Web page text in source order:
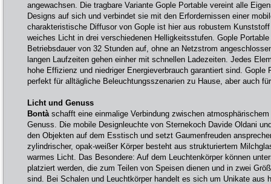
angewachsen. Die tragbare Variante Gople Portable vereint alle
Designs auf sich und verbindet sie mit den Erfordernissen einer
charakteristische Diffusor von Gople ist hier aus robustem
weiches Licht in drei verschiedenen Helligkeitsstufen. Gople
Betriebsdauer von 32 Stunden auf, ohne an Netzstrom
langen Laufzeiten gehen einher mit schnellen Ladezeiten. Jedes
hohe Effizienz und niedriger Energieverbrauch garantiert sind. Gople
perfekt für alltägliche Beleuchtungsszenarien zu Hause, aber auch
Licht und Genuss
Bontà schafft eine einmalige Verbindung zwischen
Genuss. Die mobile Designleuchte von Sternekoch Davide Oldani
den Objekten auf dem Esstisch und setzt Gaumenfreuden
zylindrischer, opak-weißer Körper besteht aus strukturiertem
warmes Licht. Das Besondere: Auf dem Leuchtenkörper können
platziert werden, die zum Teilen von Speisen dienen und in zwei
sind. Bei Schalen und Leuchtkörper handelt es sich um Unikate aus